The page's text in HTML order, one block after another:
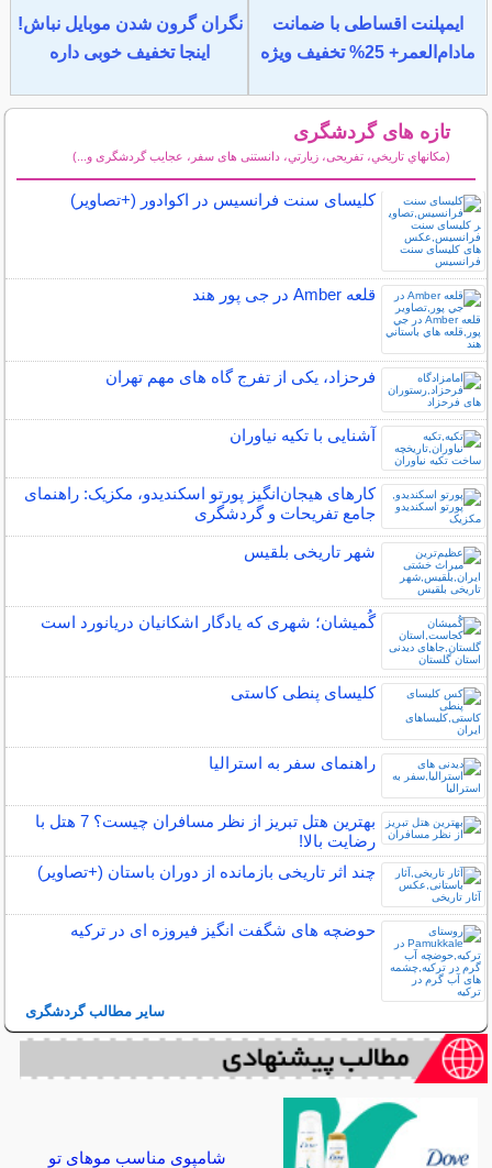
ایمپلنت اقساطی با ضمانت
مادام‌العمر+ 25% تخفیف ویژه
نگران گرون شدن موبایل نباش!
اینجا تخفیف خوبی داره
تازه های گردشگری
(مكانهاي تاريخي، تفریحی، زيارتي، دانستنی های سفر، عجایب گردشگری و...)
کلیسای سنت فرانسیس در اکوادور (+تصاویر)
قلعه Amber در جی پور هند
فرحزاد، یکی از تفرج گاه های مهم تهران
آشنایی با تکیه نیاوران
کارهای هیجان‌انگیز پورتو اسکندیدو، مکزیک: راهنمای
جامع تفریحات و گردشگری
شهر تاریخی بلقیس
گُمیشان؛ شهری که یادگار اشکانیان دریانورد است
کلیسای پنطی کاستی
راهنمای سفر به استرالیا
بهترین هتل تبریز از نظر مسافران چیست؟ 7 هتل با
رضایت بالا!
چند اثر تاریخی بازمانده از دوران باستان (+تصاویر)
حوضچه های شگفت انگیز فیروزه ای در ترکیه
سایر مطالب گردشگری
شامپوی مناسب موهای تو